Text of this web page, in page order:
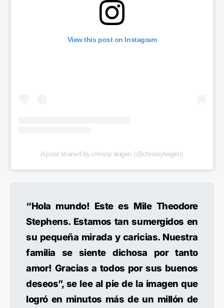
View this post on Instagram
A post shared by chrissy teigen (@chrissyteigen)
“Hola mundo! Este es Mile Theodore
Stephens. Estamos tan sumergidos en
su pequeña mirada y caricias. Nuestra
familia se siente dichosa por tanto
amor! Gracias a todos por sus buenos
deseos”, se lee al pie de la imagen que
logró en minutos más de un millón de